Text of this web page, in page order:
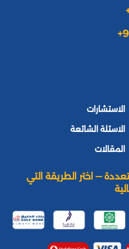
الاستشارات
الاسئلة الشائعة
المقالات
— اختر الطريقة التي